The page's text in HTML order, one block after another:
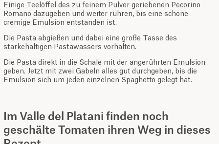
Einige Teelöffel des zu feinem Pulver geriebenen Pecorino
Romano dazugeben und weiter rühren, bis eine schöne
cremige Emulsion entstanden ist.
Die Pasta abgießen und dabei eine große Tasse des
stärkehaltigen Pastawassers vorhalten.
Die Pasta direkt in die Schale mit der angerührten Emulsion
geben. Jetzt mit zwei Gabeln alles gut durchgeben, bis die
Emulsion sich um jeden einzelnen Spaghetto gelegt hat.
Im Valle del Platani finden noch
geschälte Tomaten ihren Weg in dieses